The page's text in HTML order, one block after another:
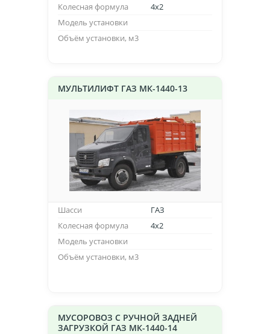
Колесная формула
4х2
Модель установки
Объём установки, м3
МУЛЬТИЛИФТ ГАЗ МК-1440-13
Шасси
ГАЗ
Колесная формула
4х2
Модель установки
Объём установки, м3
МУСОРОВОЗ С РУЧНОЙ ЗАДНЕЙ
ЗАГРУЗКОЙ ГАЗ МК-1440-14